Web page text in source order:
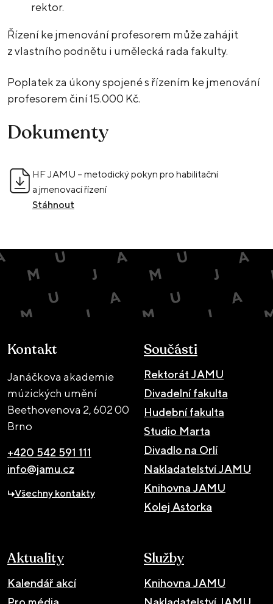
rektor.
Řízení ke jmenování profesorem může zahájit
z vlastního podnětu i umělecká rada fakulty.
Poplatek za úkony spojené s řízením ke jmenování
profesorem činí 15.000 Kč.
Dokumenty
HF JAMU – metodický pokyn pro habilitační
a jmenovací řízení
Stáhnout
Kontakt
Janáčkova akademie
múzických umění
Beethovenova 2,602 00
Brno
+420 542 591 111
info@jamu.cz
Všechny kontakty
Součásti
Rektorát JAMU
Divadelní fakulta
Hudební fakulta
Studio Marta
Divadlo na Orlí
Nakladatelství JAMU
Knihovna JAMU
Kolej Astorka
Aktuality
Kalendář akcí
Služby
Knihovna JAMU